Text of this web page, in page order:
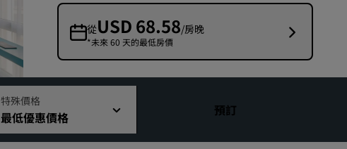
造訪我們的部落格
Radisson Rewards
探索麗賞會
如何賺取積分
從USD 68.58/房晚
*未來 60 天的最低房價
特殊價格
最低優惠價格 預訂